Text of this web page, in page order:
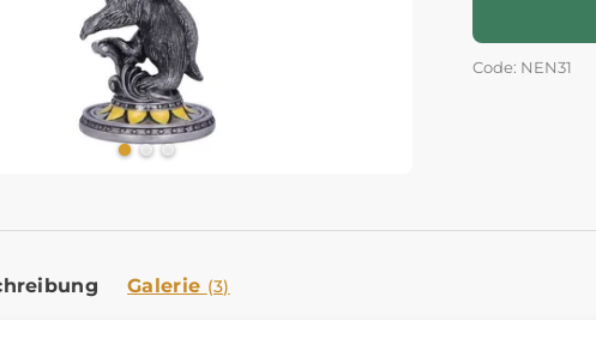
Code: NEN31
Galerie (3)